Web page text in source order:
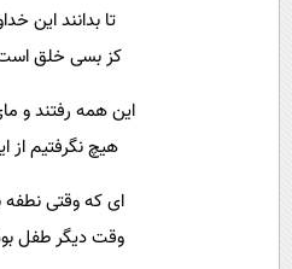
تا بدانند این
کز بسی خلق است
این همه رفتند و
هیچ نگرفتیم از
ای که وقتی نطفه
وقت دیگر طفل